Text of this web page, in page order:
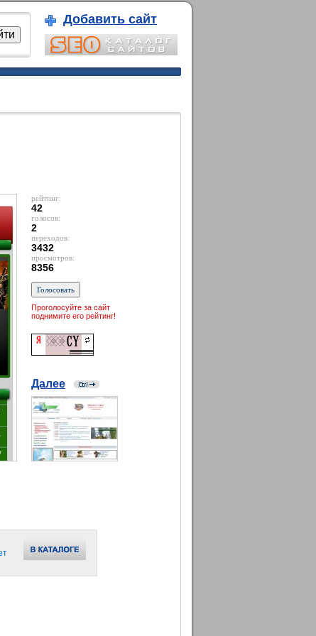
Добавить сайт
рейтинг:
42
голосов:
2
переходов:
3432
просмотров:
8356
Проголосуйте за сайт
поднимите его рейтинг!
Далее